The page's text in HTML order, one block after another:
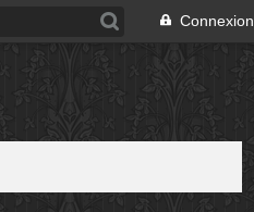
Connexion